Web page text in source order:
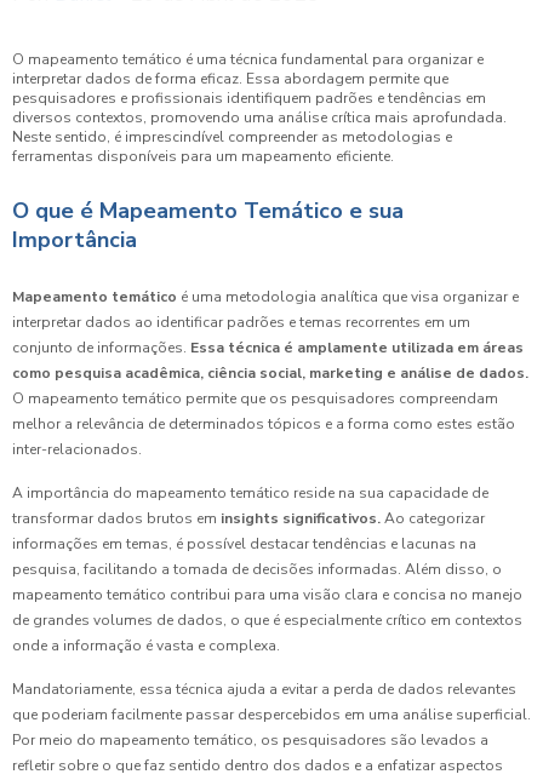
O mapeamento temático é uma técnica fundamental para organizar e
interpretar dados de forma eficaz. Essa abordagem permite que
pesquisadores e profissionais identifiquem padrões e tendências em
diversos contextos, promovendo uma análise crítica mais aprofundada.
Neste sentido, é imprescindível compreender as metodologias e
ferramentas disponíveis para um mapeamento eficiente.
O que é Mapeamento Temático e sua
Importância
Mapeamento temático é uma metodologia analítica que visa organizar e
interpretar dados ao identificar padrões e temas recorrentes em um
conjunto de informações. Essa técnica é amplamente utilizada em áreas
como pesquisa acadêmica, ciência social, marketing e análise de dados.
O mapeamento temático permite que os pesquisadores compreendam
melhor a relevância de determinados tópicos e a forma como estes estão
inter-relacionados.
A importância do mapeamento temático reside na sua capacidade de
transformar dados brutos em insights significativos.Ao categorizar
informações em temas, é possível destacar tendências e lacunas na
pesquisa, facilitando a tomada de decisões informadas. Além disso, o
mapeamento temático contribui para uma visão clara e concisa no manejo
de grandes volumes de dados, o que é especialmente crítico em contextos
onde a informação é vasta e complexa.
Mandatoriamente, essa técnica ajuda a evitar a perda de dados relevantes
que poderiam facilmente passar despercebidos em uma análise superficial.
Por meio do mapeamento temático, os pesquisadores são levados a
refletir sobre o que faz sentido dentro dos dados e a enfatizar aspectos